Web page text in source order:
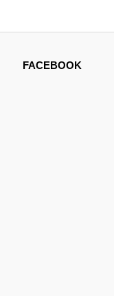
FACEBOOK